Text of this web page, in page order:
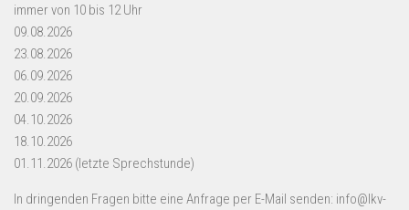
immer von 10 bis 12 Uhr
09.08.2026
23.08.2026
06.09.2026
20.09.2026
04.10.2026
18.10.2026
01.11.2026 (letzte Sprechstunde)
In dringenden Fragen bitte eine Anfrage per E-Mail senden: info@lkv-